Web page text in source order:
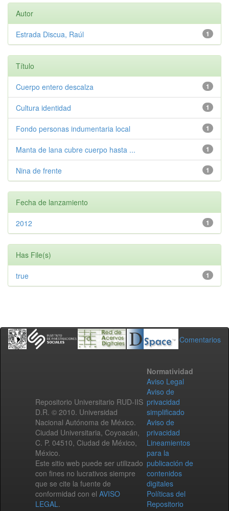
Autor
1
Estrada Discua, Raúl
Título
1
Cuerpo entero descalza
1
Cultura identidad
1
Fondo personas indumentaria local
1
Manta de lana cubre cuerpo hasta ...
1
Nina de frente
Fecha de lanzamiento
1
2012
Has File(s)
1
true
Comentarios
Repositorio Universitario RUD-IIS
D.R. © 2010. Universidad
Nacional Autónoma de México.
Ciudad Universitaria, Coyoacán,
C. P. 04510, Ciudad de México,
México.
Este sitio web puede ser utilizado
con fines no lucrativos siempre
que se cite la fuente de
conformidad con el AVISO
LEGAL.
Normatividad
Aviso Legal
Aviso de
privacidad
simplificado
Aviso de
privacidad
Lineamientos
para la
publicación de
contenidos
digitales
Políticas del
Repositorio